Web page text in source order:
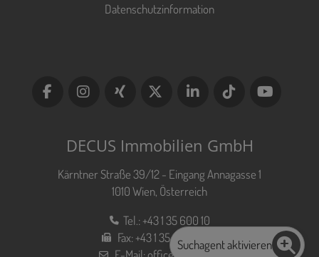
Datenschutzinformation
DECUS Immobilien GmbH
Kärntner Straße 39/12 - Eingang Annagasse 1
1010 Wien, Österreich
Tel.:+43 1 35 600 10
Fax:+43 1 35 600 10 80Suchagent aktivieren